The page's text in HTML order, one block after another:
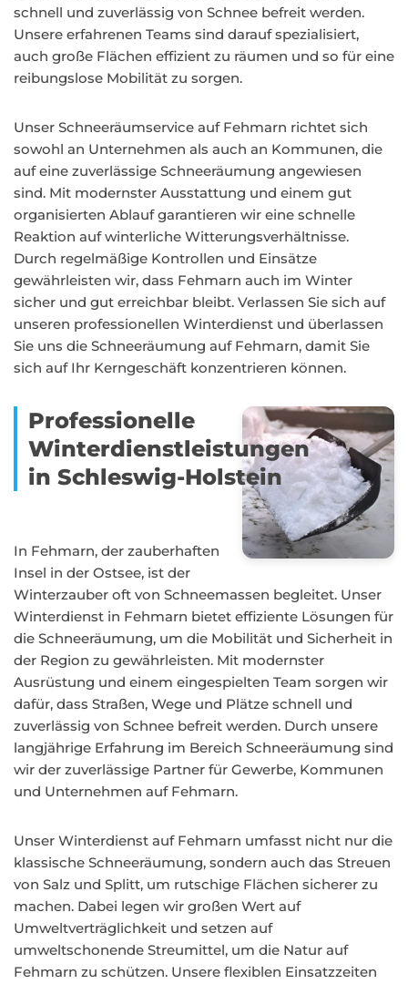
schnell und zuverlässig von Schnee befreit werden.
Unsere erfahrenen Teams sind darauf spezialisiert,
auch große Flächen effizient zu räumen und so für eine
reibungslose Mobilität zu sorgen.
Unser Schneeräumservice auf Fehmarn richtet sich
sowohl an Unternehmen als auch an Kommunen, die
auf eine zuverlässige Schneeräumung angewiesen
sind. Mit modernster Ausstattung und einem gut
organisierten Ablauf garantieren wir eine schnelle
Reaktion auf winterliche Witterungsverhältnisse.
Durch regelmäßige Kontrollen und Einsätze
gewährleisten wir, dass Fehmarn auch im Winter
sicher und gut erreichbar bleibt. Verlassen Sie sich auf
unseren professionellen Winterdienst und überlassen
Sie uns die Schneeräumung auf Fehmarn, damit Sie
sich auf Ihr Kerngeschäft konzentrieren können.
Professionelle
Winterdienstleistungen
in Schleswig-Holstein
In Fehmarn, der zauberhaften
Insel in der Ostsee, ist der
Winterzauber oft von Schneemassen begleitet. Unser
Winterdienst in Fehmarn bietet effiziente Lösungen für
die Schneeräumung, um die Mobilität und Sicherheit in
der Region zu gewährleisten. Mit modernster
Ausrüstung und einem eingespielten Team sorgen wir
dafür, dass Straßen, Wege und Plätze schnell und
zuverlässig von Schnee befreit werden. Durch unsere
langjährige Erfahrung im Bereich Schneeräumung sind
wir der zuverlässige Partner für Gewerbe, Kommunen
und Unternehmen auf Fehmarn.
Unser Winterdienst auf Fehmarn umfasst nicht nur die
klassische Schneeräumung, sondern auch das Streuen
von Salz und Splitt, um rutschige Flächen sicherer zu
machen. Dabei legen wir großen Wert auf
Umweltverträglichkeit und setzen auf
umweltschonende Streumittel, um die Natur auf
Fehmarn zu schützen. Unsere flexiblen Einsatzzeiten